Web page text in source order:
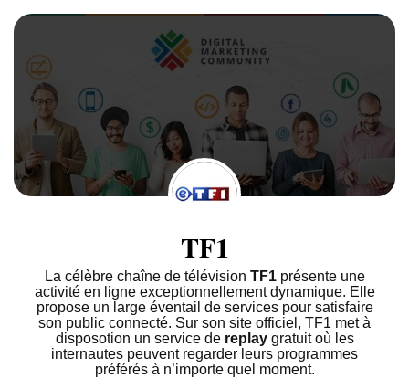
TF1
La célèbre chaîne de télévision TF1présente une
activité en ligne exceptionnellement dynamique. Elle
propose un large éventail de services pour satisfaire
son public connecté. Sur son site officiel, TF1 met à
disposotion un service de replaygratuit où les
internautes peuvent regarder leurs programmes
préférés à n’importe quel moment.